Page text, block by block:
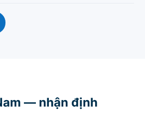
— nhận định